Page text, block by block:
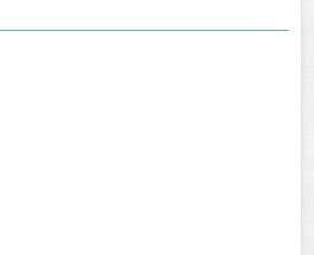
отношении деревянных окон то, что